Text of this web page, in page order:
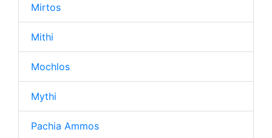
Mirtos
Mithi
Mochlos
Mythi
Pachia Ammos